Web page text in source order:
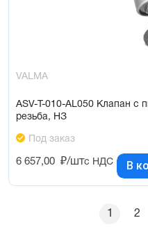
VALMA
ASV-T-010-AL050 Клапан с
резьба, НЗ
Под заказ
6 657,00 ₽/штс НДС В
1 2